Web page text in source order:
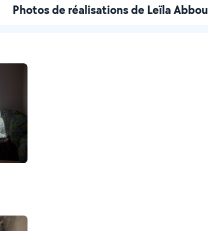
Photos de réalisations de Leïla Abbou